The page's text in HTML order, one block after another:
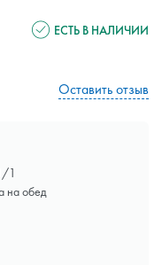
ЕСТЬ В НАЛИЧИИ
Оставить отзыв
1
на обед